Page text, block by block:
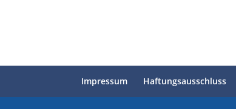
Impressum Haftungsausschluss